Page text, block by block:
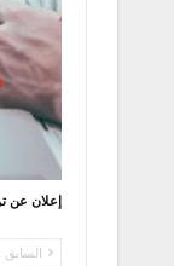
إعلان عن
السابق